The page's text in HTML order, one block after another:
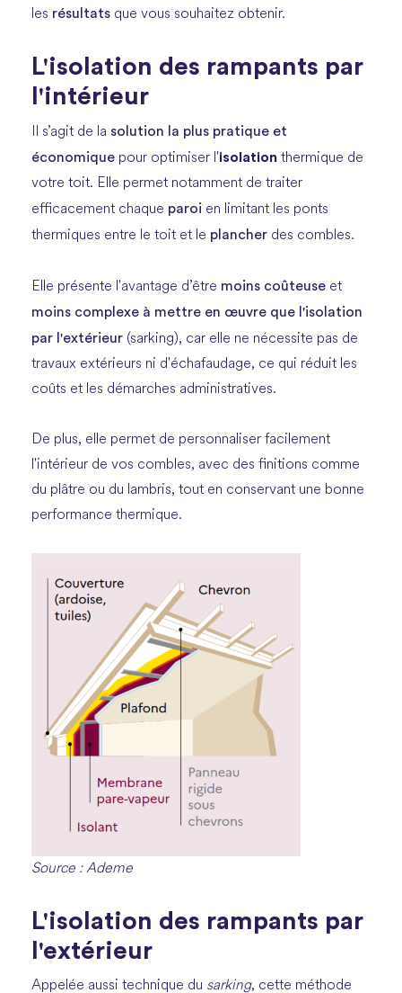
les résultats que vous souhaitez obtenir.
L'isolation des rampants par
l'intérieur
Il s’agit de la solution la plus pratique et
économique pour optimiser l'isolation thermique de
votre toit. Elle permet notamment de traiter
efficacement chaque paroi en limitant les ponts
thermiques entre le toit et le plancher des combles.
Elle présente l'avantage d’être moins coûteuse et
moins complexe à mettre en œuvre que l'isolation
par l'extérieur (sarking), car elle ne nécessite pas de
travaux extérieurs ni d'échafaudage, ce qui réduit les
coûts et les démarches administratives.
De plus, elle permet de personnaliser facilement
l'intérieur de vos combles, avec des finitions comme
du plâtre ou du lambris, tout en conservant une bonne
performance thermique.
Source : Ademe
L'isolation des rampants par
l'extérieur
Appelée aussi technique du sarking, cette méthode